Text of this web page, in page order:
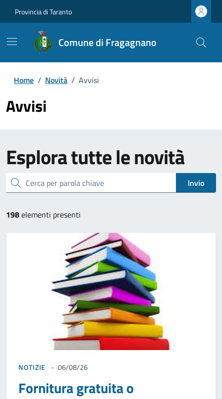
Provincia di Taranto
Comune di Fragagnano
Home / Novità / Avvisi
Avvisi
Esplora tutte le novità
cerca Invio
198elementi presenti
NOTIZIE 06/08/26
Fornitura gratuita o